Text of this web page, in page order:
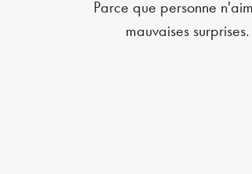
Parce que personne
mauvaises surprises.